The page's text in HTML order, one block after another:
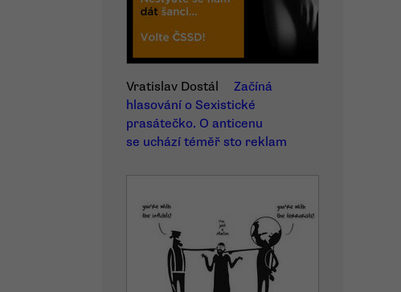
Vratislav Dostál
Začíná
hlasování o Sexistické
prasátečko. O anticenu
se uchází téměř sto reklam